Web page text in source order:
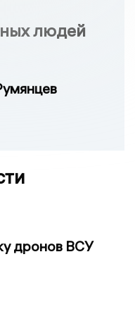
людей
дронов ВСУ